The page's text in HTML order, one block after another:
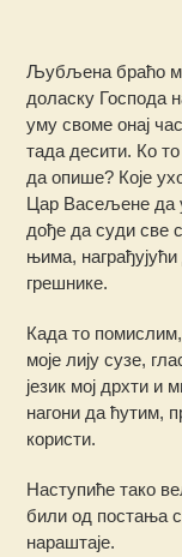
Љубљена браћо
доласку Господа
уму своме онај
тада десити. Ко
да опише? Које
Цар Васељене да
дође да суди све
њима,
грешнике.
Када то
моје лију сузе,
језик мој дрхти и
нагони да ћутим,
користи.
Наступиће тако
били од постања
нараштаје.